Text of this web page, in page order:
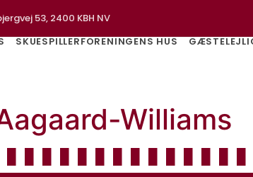
53, 2400 KBH NV
SKUESPILLERFORENINGENS HUS
Williams